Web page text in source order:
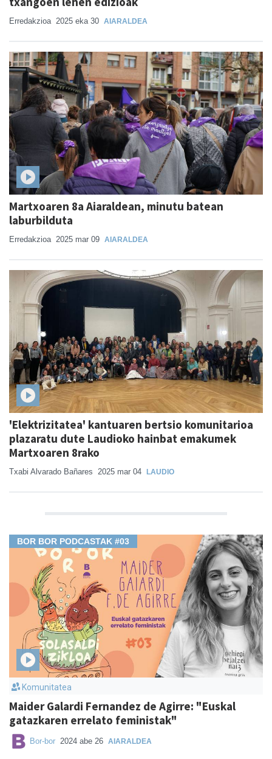
Erredakzioa 2025 eka 30 AIARALDEA
Martxoaren 8a Aiaraldean, minutu batean
laburbilduta
Erredakzioa 2025 mar 09 AIARALDEA
'Elektrizitatea' kantuaren bertsio komunitarioa
plazaratu dute Laudioko hainbat emakumek
Martxoaren 8rako
Txabi Alvarado Bañares 2025 mar 04 LAUDIO
BOR BOR PODCASTAK #03
Komunitatea
Maider Galardi Fernandez de Agirre: "Euskal
gatazkaren errelato feministak"
Bor-bor 2024 abe 26 AIARALDEA